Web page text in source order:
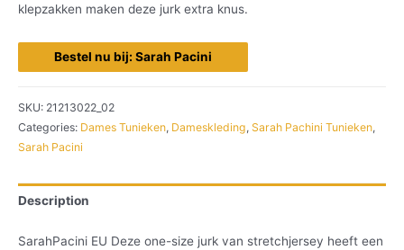
klepzakken maken deze jurk extra knus.
Bestel nu bij: Sarah Pacini
SKU: 21213022_02
Categories: Dames Tunieken, Dameskleding, Sarah Pachini Tunieken,
Sarah Pacini
Description
SarahPacini EU Deze one-size jurk van stretchjersey heeft een